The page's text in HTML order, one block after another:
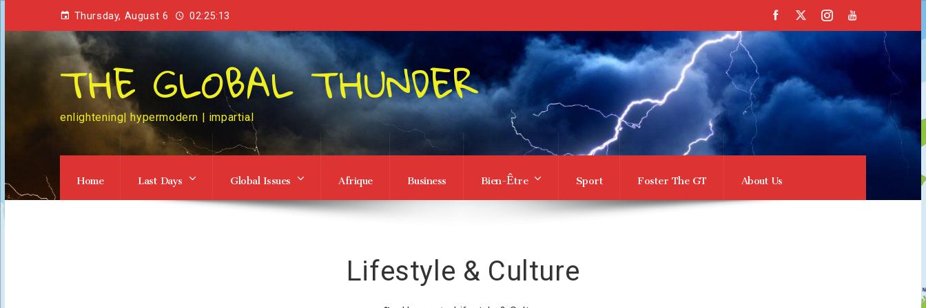
Thursday, August 6 02:25:13
THE GLOBAL THUNDER
enlightening| hypermodern | impartial
Home Last Days Global Issues Afrique Business Bien-Être Sport Foster The GT About Us
Lifestyle & Culture